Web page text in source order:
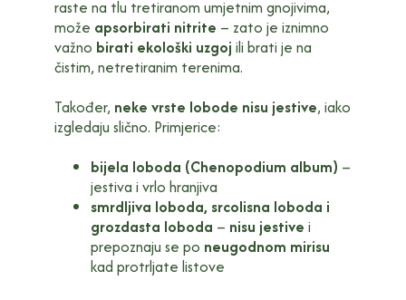
raste na tlu tretiranom umjetnim gnojivima,
može apsorbirati nitrite – zato je iznimno
važno birati ekološki uzgoj ili brati je na
čistim, netretiranim terenima.
Također, neke vrste lobode nisu jestive, iako
izgledaju slično. Primjerice:
bijela loboda (Chenopodium album) –
jestiva i vrlo hranjiva
smrdljiva loboda, srcolisna loboda i
grozdasta loboda – nisu jestive i
prepoznaju se po neugodnom mirisu
kad protrljate listove